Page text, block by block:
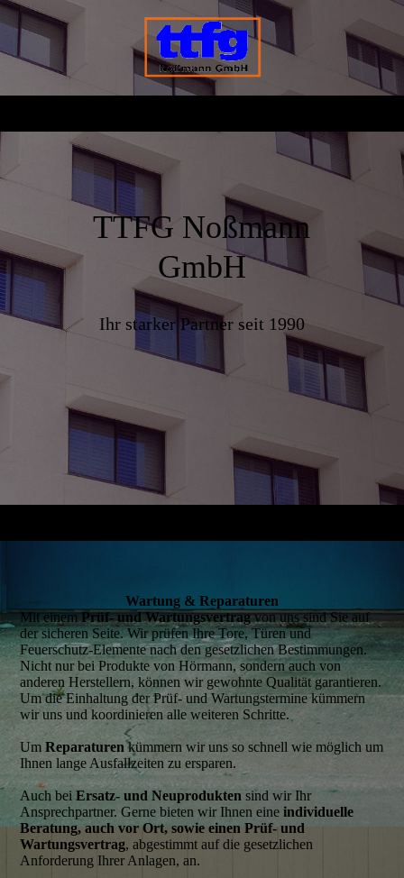
TTFG Noßmann
GmbH
Ihr starker Partner seit 1990
Wartung & Reparaturen
Mit einemPrüf- und Wartungsvertragvon uns sind Sie auf
der sicheren Seite. Wir prüfen Ihre Tore, Türen und
Feuerschutz-Elemente nach den gesetzlichen Bestimmungen.
Nicht nur bei Produkte von Hörmann, sondern auch von
anderen Herstellern, können wir gewohnte Qualität garantieren.
Um die Einhaltung der Prüf- und Wartungstermine kümmern
wir uns und koordinieren alle weiteren Schritte.
UmReparaturenkümmern wir uns so schnell wie möglich um
Ihnen lange Ausfallzeiten zu ersparen.
Auch beiErsatz- und Neuprodukten sind wir Ihr
Ansprechpartner. Gerne bieten wir Ihnen eineindividuelle
Beratung, auch vor Ort, sowie einen Prüf- und
Wartungsvertrag, abgestimmt auf die gesetzlichen
Anforderung Ihrer Anlagen, an.